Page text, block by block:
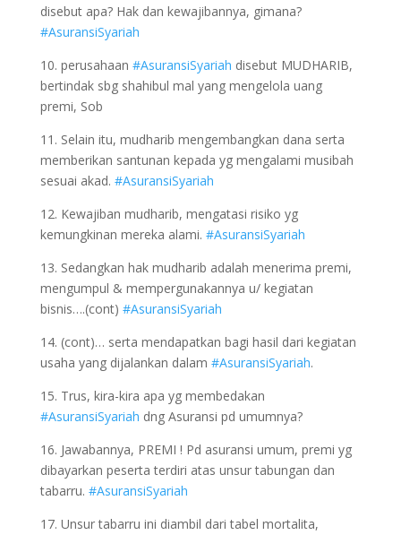
disebut apa? Hak dan kewajibannya, gimana?
#AsuransiSyariah
10. perusahaan #AsuransiSyariah disebut MUDHARIB,
bertindak sbg shahibul mal yang mengelola uang
premi, Sob
11. Selain itu, mudharib mengembangkan dana serta
memberikan santunan kepada yg mengalami musibah
sesuai akad. #AsuransiSyariah
12. Kewajiban mudharib, mengatasi risiko yg
kemungkinan mereka alami. #AsuransiSyariah
13. Sedangkan hak mudharib adalah menerima premi,
mengumpul & mempergunakannya u/ kegiatan
bisnis….(cont) #AsuransiSyariah
14. (cont)… serta mendapatkan bagi hasil dari kegiatan
usaha yang dijalankan dalam #AsuransiSyariah.
15. Trus, kira-kira apa yg membedakan
#AsuransiSyariah dng Asuransi pd umumnya?
16. Jawabannya, PREMI ! Pd asuransi umum, premi yg
dibayarkan peserta terdiri atas unsur tabungan dan
tabarru. #AsuransiSyariah
17. Unsur tabarru ini diambil dari tabel mortalita,